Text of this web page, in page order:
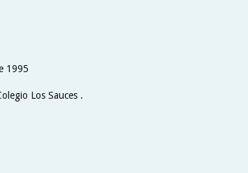
1995
Los Sauces .